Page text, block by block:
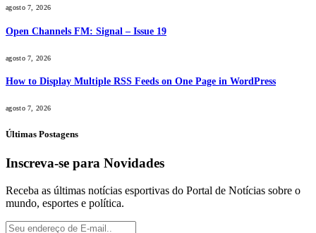
agosto 7, 2026
Open Channels FM: Signal – Issue 19
agosto 7, 2026
How to Display Multiple RSS Feeds on One Page in WordPress
agosto 7, 2026
Últimas Postagens
Inscreva-se para Novidades
Receba as últimas notícias esportivas do Portal de Notícias sobre o
mundo, esportes e política.